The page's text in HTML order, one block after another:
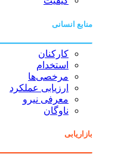
منابع انسانی
کارکنان
استخدام
مرخصی‌ها
ارزیابی عملکرد
معرفی نیرو
ناوگان
بازاریابی